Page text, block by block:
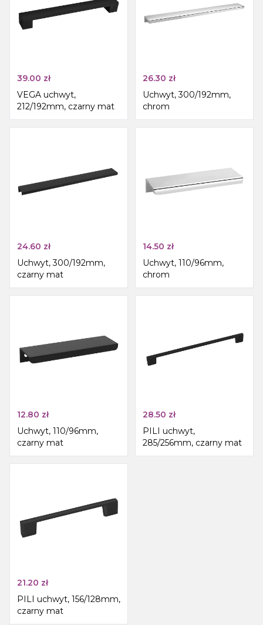
39.00 zł
VEGA uchwyt,
212/192mm, czarny mat
26.30 zł
Uchwyt, 300/192mm,
chrom
24.60 zł
Uchwyt, 300/192mm,
czarny mat
14.50 zł
Uchwyt, 110/96mm,
chrom
12.80 zł
Uchwyt, 110/96mm,
czarny mat
28.50 zł
PILI uchwyt,
285/256mm, czarny mat
21.20 zł
PILI uchwyt, 156/128mm,
czarny mat